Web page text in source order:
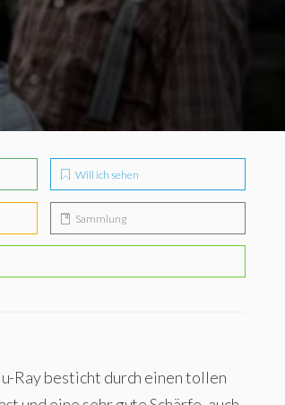
Will ich sehen
Sammlung
Ray besticht durch einen tollen